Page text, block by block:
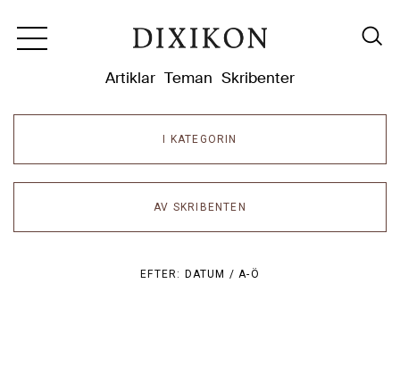
Artiklar Teman Skribenter
I KATEGORIN
AV SKRIBENTEN
EFTER: DATUM /A-Ö